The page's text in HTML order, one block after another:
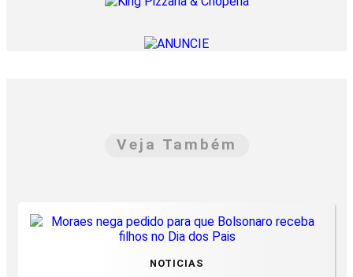
Veja Também
NOTICIAS